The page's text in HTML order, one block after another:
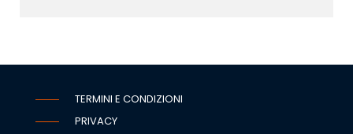
TERMINI E CONDIZIONI
PRIVACY